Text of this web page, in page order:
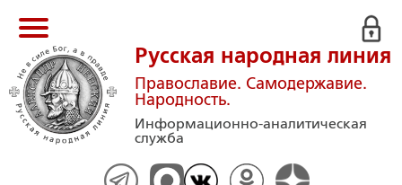
Русская народная линия
Православие. Самодержавие.
Народность.
Информационно-аналитическая
служба